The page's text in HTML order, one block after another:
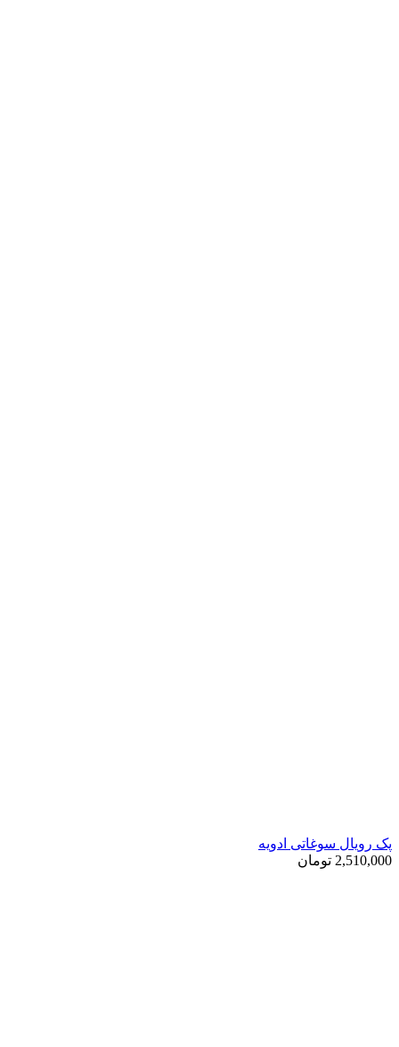
پک رویال سوغاتی ادویه
2,510,000 تومان